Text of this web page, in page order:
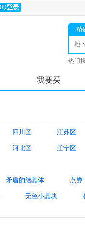
精
地
士
热门
我要买
四川区 江苏区
河北区 辽宁区
矛盾的结晶体 点券
无色小晶块